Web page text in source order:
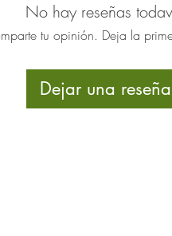
No hay reseñas
tu opinión. Deja la
Dejar una reseña